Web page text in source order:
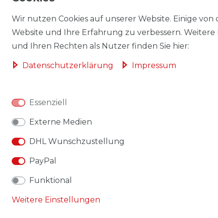
Wir nutzen Cookies auf unserer Website. Einige
Website und Ihre Erfahrung zu verbessern.
und Ihren Rechten als Nutzer finden Sie hier:
Daten­schutz­erklärung Impressum
Essenziell
Externe Medien
DHL Wunschzustellung
PayPal
Funktional
Weitere Einstellungen